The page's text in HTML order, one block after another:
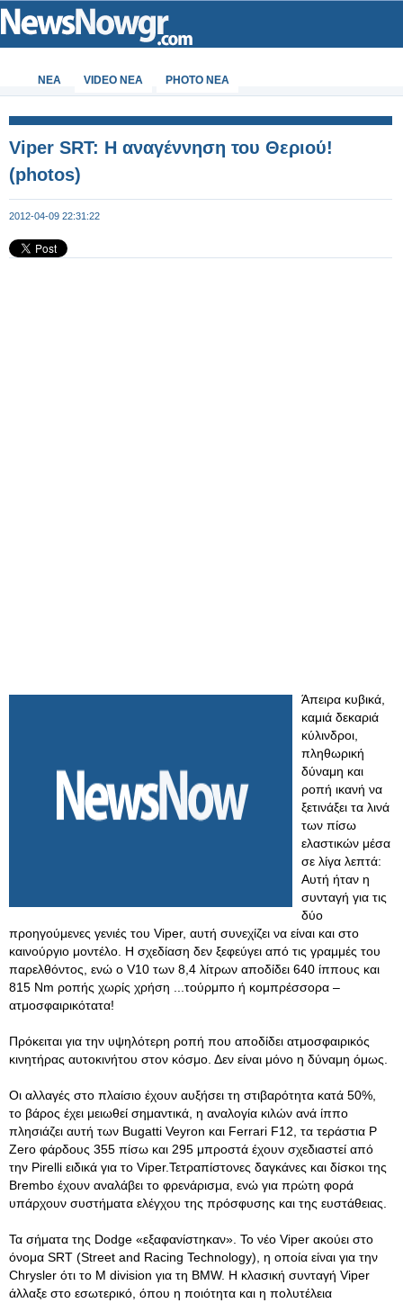
ΝΕΑ VIDEO NEA PHOTO NEA
Viper SRT: Η αναγέννηση του Θεριού!
(photos)
2012-04-09 22:31:22
Άπειρα κυβικά,
καμιά δεκαριά
κύλινδροι,
πληθωρική
δύναμη και
ροπή ικανή να
ξετινάξει τα λινά
των πίσω
ελαστικών μέσα
σε λίγα λεπτά:
Αυτή ήταν η
συνταγή για τις
δύο
προηγούμενες γενιές του Viper, αυτή συνεχίζει να είναι και στο
καινούργιο μοντέλο. Η σχεδίαση δεν ξεφεύγει από τις γραμμές του
παρελθόντος, ενώ ο V10 των 8,4 λίτρων αποδίδει 640 ίππους και
815 Nm ροπής χωρίς χρήση ...τούρμπο ή κομπρέσσορα –
ατμοσφαιρικότατα!
Πρόκειται για την υψηλότερη ροπή που αποδίδει ατμοσφαιρικός
κινητήρας αυτοκινήτου στον κόσμο. Δεν είναι μόνο η δύναμη όμως.
Οι αλλαγές στο πλαίσιο έχουν αυξήσει τη στιβαρότητα κατά 50%,
το βάρος έχει μειωθεί σημαντικά, η αναλογία κιλών ανά ίππο
πλησιάζει αυτή των Bugatti Veyron και Ferrari F12, τα τεράστια P
Zero φάρδους 355 πίσω και 295 μπροστά έχουν σχεδιαστεί από
την Pirelli ειδικά για το Viper.Τετραπίστονες δαγκάνες και δίσκοι της
Brembo έχουν αναλάβει το φρενάρισμα, ενώ για πρώτη φορά
υπάρχουν συστήματα ελέγχου της πρόσφυσης και της ευστάθειας.
Τα σήματα της Dodge «εξαφανίστηκαν». Το νέο Viper ακούει στο
όνομα SRT (Street and Racing Technology), η οποία είναι για την
Chrysler ότι το M division για τη BMW. Η κλασική συνταγή Viper
άλλαξε στο εσωτερικό, όπου η ποιότητα και η πολυτέλεια